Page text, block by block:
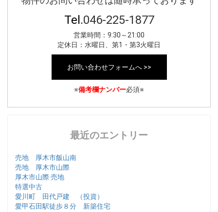
Tel.046-225-1877
営業時間：9:30～21:00
定休日：水曜日、第1・第3火曜日
お問い合わせフォームへ >>
※備考欄ナンバー必須※
最近のエントリー
売地 厚木市飯山南
売地 厚木市山際
厚木市山際 売地
特選中古
愛川町 田代戸建 （投資）
愛甲石田駅徒歩８分 新築住宅